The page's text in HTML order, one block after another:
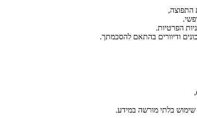
התפוצה,
הפרטיות.
ודיוורים בהתאם להסכמתך.
,
בלתי מורשה במידע.